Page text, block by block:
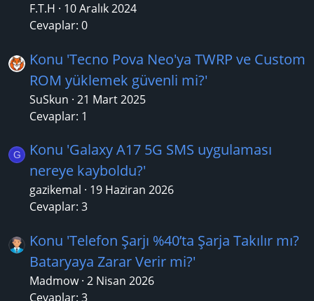
F.T.H
10 Aralık 2024
Cevaplar: 0
Konu 'Tecno Pova Neo'ya TWRP ve Custom
ROM yüklemek güvenli mi?'
SuSkun 21 Mart 2025
Cevaplar: 1
G
Konu 'Galaxy A17 5G SMS uygulaması
nereye kayboldu?'
gazikemal
19 Haziran 2026
Cevaplar: 3
Konu 'Telefon Şarjı %40’ta Şarja Takılır mı?
Bataryaya Zarar Verir mi?'
Madmow 2 Nisan 2026
Cevaplar: 3